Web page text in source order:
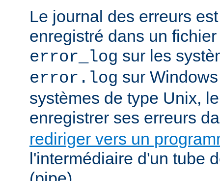
Le journal des erreurs
enregistré dans un
error_log sur les
error.log sur
systèmes de type Unix,
enregistrer ses erreurs
rediriger vers un
l'intermédiaire d'un tube